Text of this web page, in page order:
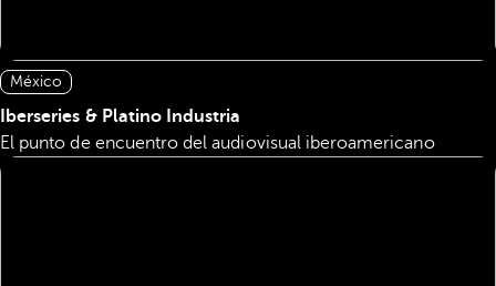
México
Iberseries & Platino Industria
El punto de encuentro del audiovisual iberoamericano